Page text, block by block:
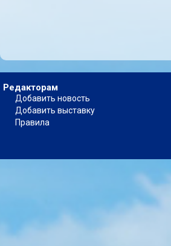
Редакторам
Добавить новость
Добавить выставку
Правила